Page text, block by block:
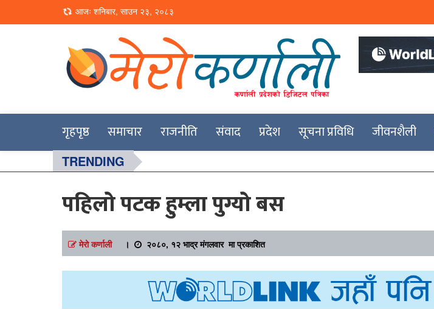
Loading...
आजः शनिबार, साउन २३, २०८३
Merokarnali
गृहपृष्ठ समाचार राजनीति संवाद प्रदेश सूचना प्रविधि जीवनशैली
TRENDING
पहिलो पटक हुम्ला पुग्यो बस
मेरो कर्णाली। २०८०, १२ भाद्र मंगलवार मा प्रकाशित